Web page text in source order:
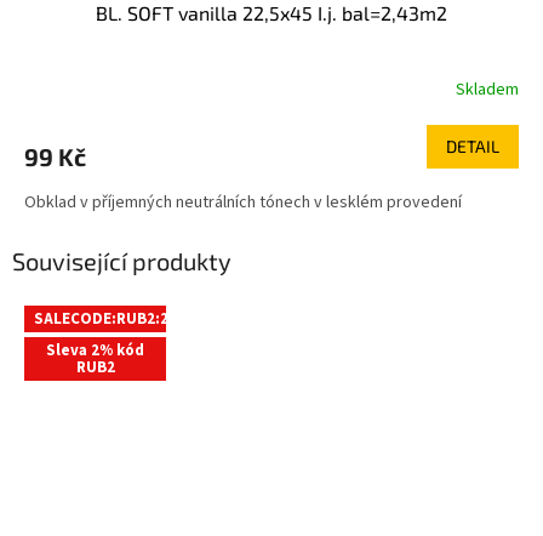
Související produkty
SALECODE:RUB2:2:%
Sleva 2% kód
RUB2
BL. SOFT vanilla 22,5x45 I.j. bal=2,43m2
Skladem
99 Kč DETAIL
Obklad v příjemných neutrálních tónech v lesklém provedení